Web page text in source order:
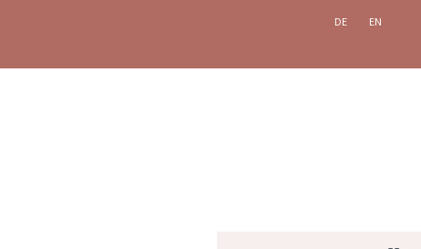
DE EN